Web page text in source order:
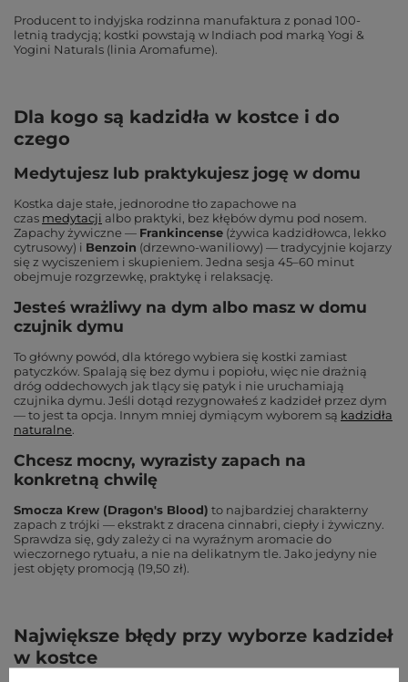
Producent to indyjska rodzinna manufaktura z ponad 100-
letnią tradycją; kostki powstają w Indiach pod marką Yogi &
Yogini Naturals (linia Aromafume).
Dla kogo są kadzidła w kostce i do
czego
Medytujesz lub praktykujesz jogę w domu
Kostka daje stałe, jednorodne tło zapachowe na
czas medytacji albo praktyki, bez kłębów dymu pod nosem.
Zapachy żywiczne — Frankincense (żywica kadzidłowca, lekko
cytrusowy) i Benzoin (drzewno-waniliowy) — tradycyjnie kojarzy
się z wyciszeniem i skupieniem. Jedna sesja 45–60 minut
obejmuje rozgrzewkę, praktykę i relaksację.
Jesteś wrażliwy na dym albo masz w domu
czujnik dymu
To główny powód, dla którego wybiera się kostki zamiast
patyczków. Spalają się bez dymu i popiołu, więc nie drażnią
dróg oddechowych jak tlący się patyk i nie uruchamiają
czujnika dymu. Jeśli dotąd rezygnowałeś z kadzideł przez dym
— to jest ta opcja. Innym mniej dymiącym wyborem są kadzidła
naturalne.
Chcesz mocny, wyrazisty zapach na
konkretną chwilę
Smocza Krew (Dragon's Blood) to najbardziej charakterny
zapach z trójki — ekstrakt z dracena cinnabri, ciepły i żywiczny.
Sprawdza się, gdy zależy ci na wyraźnym aromacie do
wieczornego rytuału, a nie na delikatnym tle. Jako jedyny nie
jest objęty promocją (19,50 zł).
Największe błędy przy wyborze kadzideł
w kostce